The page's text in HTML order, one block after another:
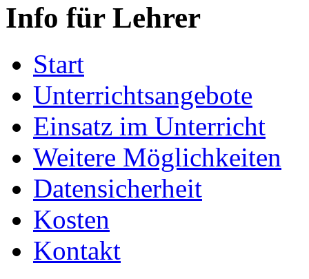
Info für Lehrer
Start
Unterrichtsangebote
Einsatz im Unterricht
Weitere Möglichkeiten
Datensicherheit
Kosten
Kontakt